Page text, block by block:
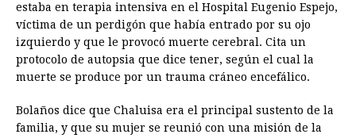
estaba en terapia intensiva en el Hospital Eugenio Espejo,
víctima de un perdigón que había entrado por su ojo
izquierdo y que le provocó muerte cerebral. Cita un
protocolo de autopsia que dice tener, según el cual la
muerte se produce por un trauma cráneo encefálico.
Bolaños dice que Chaluisa era el principal sustento de la
familia, y que su mujer se reunió con una misión de la